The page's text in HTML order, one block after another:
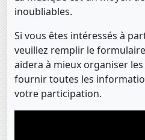
inoubliables.
Si vous êtes intéressés à
veuillez remplir le
aidera à mieux organiser
fournir toutes les
votre participation.